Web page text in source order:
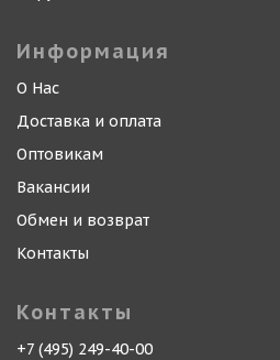
Информация
О Нас
Доставка и оплата
Оптовикам
Вакансии
Обмен и возврат
Контакты
Контакты
+7 (495) 249-40-00